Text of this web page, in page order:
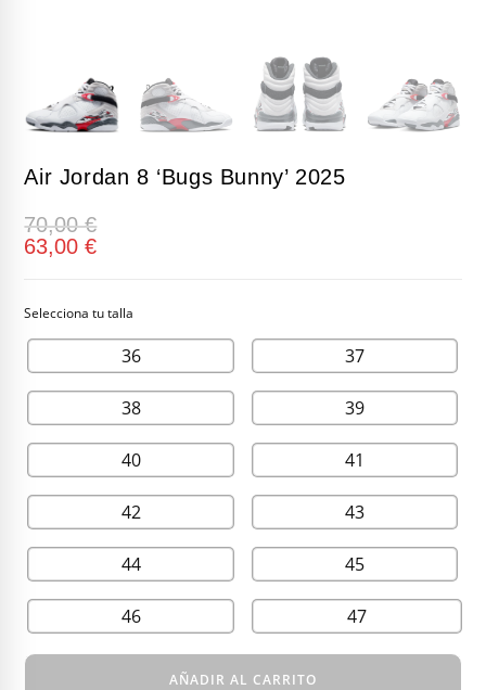
Air Jordan 8 ‘Bugs Bunny’ 2025
70,00€
63,00€
36 37
38 39
40 41
42 43
44 45
46 47
AÑADIR AL CARRITO